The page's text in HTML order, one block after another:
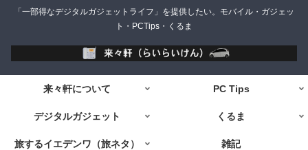
「一部得なデジタルガジェットライフ」を提供したい。モバイル・ガジェッ
ト・PCTips・くるま
来々軒について PC Tips
デジタルガジェット くるま
旅するイエデンワ（旅ネタ） 雑記